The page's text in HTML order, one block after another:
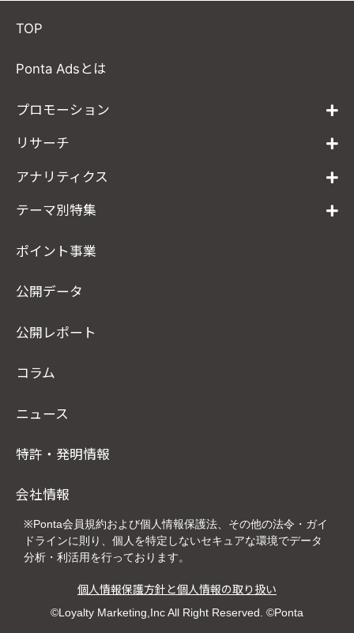
TOP
Ponta Adsとは
プロモーション
リサーチ
アナリティクス
テーマ別特集
ポイント事業
公開データ
公開レポート
コラム
ニュース
特許・発明情報
会社情報
※Ponta会員規約および個人情報保護法、その他の法令・ガイ
ドラインに則り、個人を特定しないセキュアな環境でデータ
分析・利活用を行っております。
個人情報保護方針と個人情報の取り扱い
©Loyalty Marketing,Inc All Right Reserved. ©Ponta